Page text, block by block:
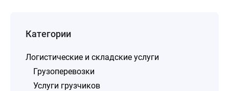
Категории
Логистические и складские услуги
Грузоперевозки
Услуги грузчиков